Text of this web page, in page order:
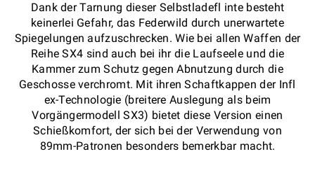
Dank der Tarnung dieser Selbstladefl inte besteht
keinerlei Gefahr, das Federwild durch unerwartete
Spiegelungen aufzuschrecken. Wie bei allen Waffen der
Reihe SX4 sind auch bei ihr die Laufseele und die
Kammer zum Schutz gegen Abnutzung durch die
Geschosse verchromt. Mit ihren Schaftkappen der Infl
ex-Technologie (breitere Auslegung als beim
Vorgängermodell SX3) bietet diese Version einen
Schießkomfort, der sich bei der Verwendung von
89mm-Patronen besonders bemerkbar macht.